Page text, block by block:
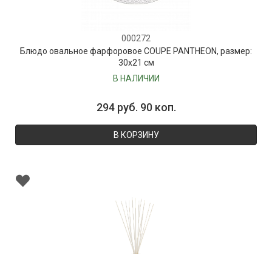
000272
Блюдо овальное фарфоровое COUPE PANTHEON, размер:
30х21 см
В НАЛИЧИИ
294 руб. 90 коп.
В КОРЗИНУ